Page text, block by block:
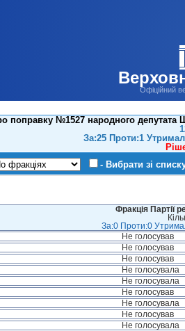
Офіційний
поправку №1527 народного
За:25 Проти:1
- Вибрати зі
Фракція Партії
За:0 Проти:0
Не голосував
Не голосував
Не голосував
Не голосувала
Не голосувала
Не голосував
Не голосувала
Не голосував
Не голосувала